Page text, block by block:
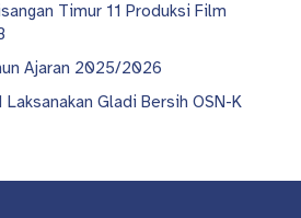
Timur 11 Produksi Film
Ajaran 2025/2026
Laksanakan Gladi Bersih OSN-K